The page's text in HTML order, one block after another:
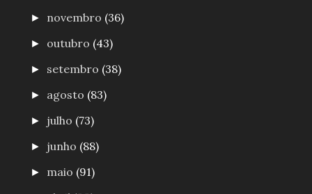
► novembro (36)
► outubro (43)
► setembro (38)
► agosto (83)
► julho (73)
► junho (88)
► maio (91)